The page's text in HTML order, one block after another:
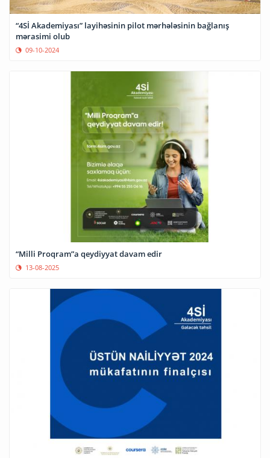
“4Sİ Akademiyası” layihəsinin pilot mərhələsinin bağlanış
mərasimi olub
09-10-2024
“Milli Proqram”a qeydiyyat davam edir
13-08-2025